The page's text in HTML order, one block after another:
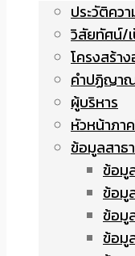
ประวัติคว
วิสัยทัศน์/
โครงสร้า
คำปฏิญา
ผู้บริหาร
หัวหน้าภา
ข้อมูลสาธ
ข้อมู
ข้อมู
ข้อมู
ข้อมู